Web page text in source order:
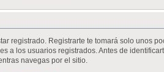
registrado. Registrarte te tomará solo unos
a los usuarios registrados. Antes de
navegas por el sitio.